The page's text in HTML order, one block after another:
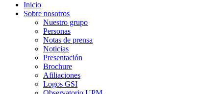
Inicio
Sobre nosotros
Nuestro grupo
Personas
Notas de prensa
Noticias
Presentación
Brochure
Afiliaciones
Logos GSI